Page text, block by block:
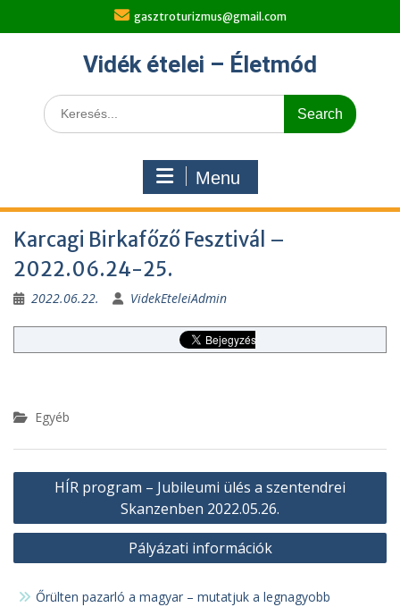
gasztroturizmus@gmail.com
Vidék ételei – Életmód
Search
for:
Menu
Karcagi Birkafőző Fesztivál –
2022.06.24-25.
2022.06.22. VidekEteleiAdmin
Egyéb
Bejegyzés
navigáció
HÍR program – Jubileumi ülés a szentendrei
Skanzenben 2022.05.26.
Pályázati információk
Őrülten pazarló a magyar – mutatjuk a legnagyobb